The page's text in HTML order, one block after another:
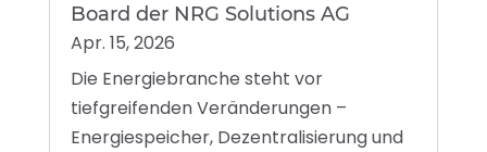
Board der NRG Solutions AG
Apr. 15, 2026
Die Energiebranche steht vor
tiefgreifenden Veränderungen –
Energiespeicher, Dezentralisierung und